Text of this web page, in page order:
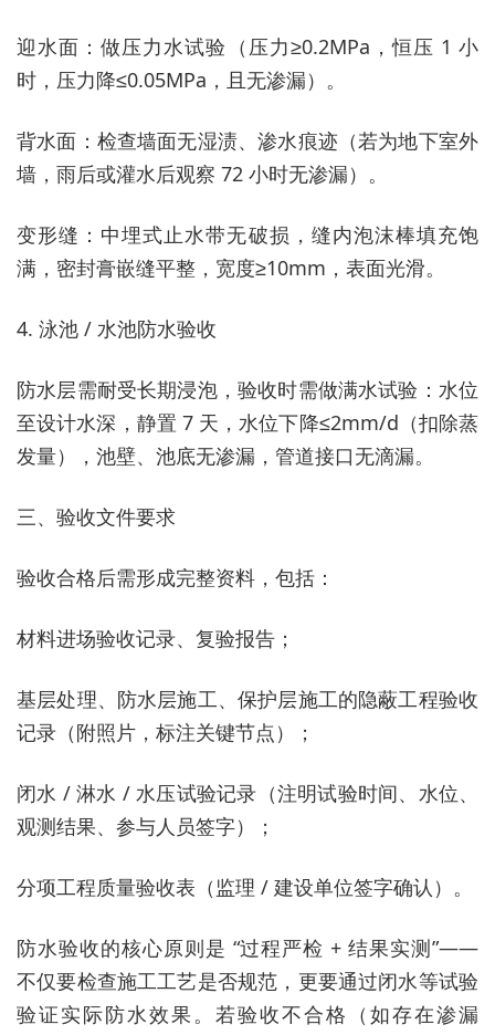
迎水面：做压力水试验（压力≥0.2MPa，恒压 1 小
时，压力降≤0.05MPa，且无渗漏）。
背水面：检查墙面无湿渍、渗水痕迹（若为地下室外
墙，雨后或灌水后观察 72 小时无渗漏）。
变形缝：中埋式止水带无破损，缝内泡沫棒填充饱
满，密封膏嵌缝平整，宽度≥10mm，表面光滑。
4. 泳池 / 水池防水验收
防水层需耐受长期浸泡，验收时需做满水试验：水位
至设计水深，静置 7 天，水位下降≤2mm/d（扣除蒸
发量），池壁、池底无渗漏，管道接口无滴漏。
三、验收文件要求
验收合格后需形成完整资料，包括：
材料进场验收记录、复验报告；
基层处理、防水层施工、保护层施工的隐蔽工程验收
记录（附照片，标注关键节点）；
闭水 / 淋水 / 水压试验记录（注明试验时间、水位、
观测结果、参与人员签字）；
分项工程质量验收表（监理 / 建设单位签字确认）。
防水验收的核心原则是 “过程严检 + 结果实测”——
不仅要检查施工工艺是否规范，更要通过闭水等试验
验证实际防水效果。若验收不合格（如存在渗漏